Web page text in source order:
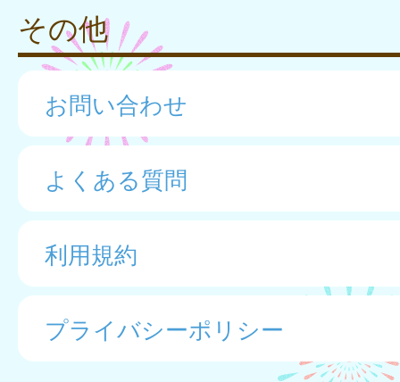
その他
お問い合わせ
よくある質問
利用規約
プライバシーポリシー